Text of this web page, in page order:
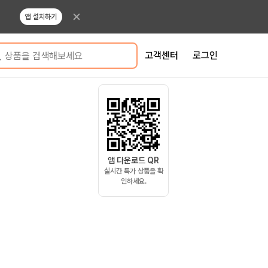
앱 설치하기
상품을 검색해보세요 고객센터 로그인
앱 다운로드 QR
실시간 특가 상품을 확
인하세요.